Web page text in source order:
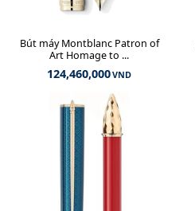
Bút máy Montblanc Patron of
Art Homage to ...
124,460,000VND